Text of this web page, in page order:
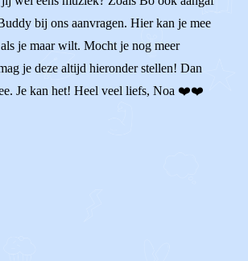
bij ons aanvragen. Hier kan je mee
je maar wilt. Mocht je nog meer
je deze altijd hieronder stellen! Dan
Je kan het! Heel veel liefs, Noa ❤️❤️